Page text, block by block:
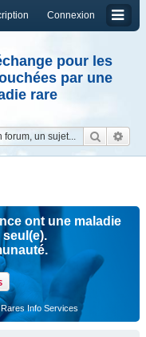
Connexion
pour les
par une
rare
ont une maladie
seul(e).
Info Services